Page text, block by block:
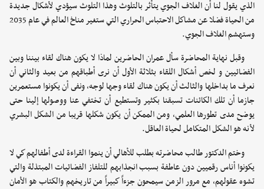
الذي يقول لنا أن الغلاف الجوي يتأثر بالتلوث وهذا التلوث سيؤدي لأشكال جديدة
من الحياة فضلا عن مشاكل الاحتباس الحراري التي ستغير مناخ العالم في عام 2035
وستهشم الغلاف الجوي.
وقبل نهاية المحاضرة سأل عمران الحاضرين لماذا لا يكون هناك لقاء بيننا وبين
الفضائيين و لخص أشكال اللقاء بثلاثة الأول أن نرى أطباقهم من بعيد والثاني أن
نعرف ما بداخلها والثالث أن يكون هناك لقاء وجها لوجه، ونفى أن يكونوا مستعمرين
جازما أن تلك الكائنات تسبقنا بكثير وتستطيع أن تختفي عنا ووصولها إلينا حتى
يوضح مدى تطورها العلمي، ومن الممكن أن يكون شكلها قريبا من الشكل البشري
لأنه هو الشكل المتكامل لحياة العاقل.
وختم الدكتور طالب محاضرته بطلب للأهالي أن ينموا القراءة لدى أطفالهم كي لا
يكونوا أناس رقميين دون عاطفة بسبب انجذابهم للتلفاز الفضائيات المبتذلة والتي
تشوه عقولهم، مع مرور الزمن سيمحون جزءاً كبيراً من تاريخهم والكتاب هو الأمان